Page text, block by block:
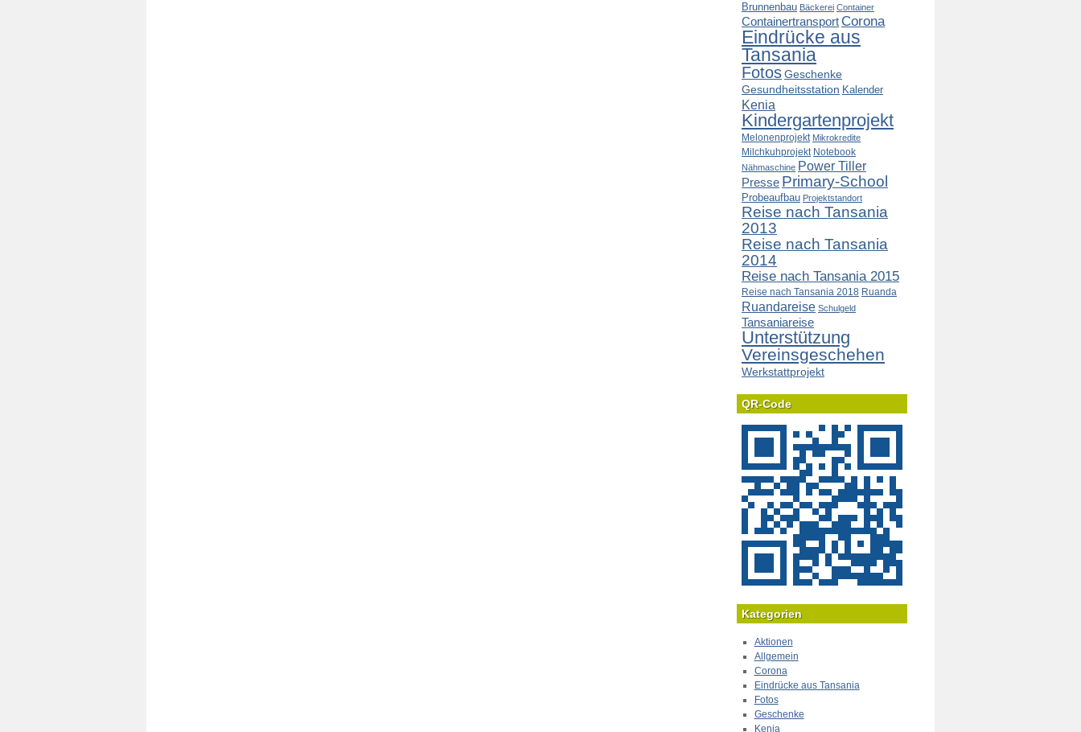
Brunnenbau Bäckerei Container
Containertransport Corona
Eindrücke aus
Tansania
FotosGeschenke
Gesundheitsstation Kalender
Kenia
Kindergartenprojekt
Melonenprojekt Mikrokredite
Milchkuhprojekt Notebook
Nähmaschine Power Tiller
Presse Primary-School
Probeaufbau Projektstandort
Reise nach Tansania
2013
Reise nach Tansania
2014
Reise nach Tansania 2015
Reise nach Tansania 2018 Ruanda
Ruandareise Schulgeld
Tansaniareise
Unterstützung
Vereinsgeschehen
Werkstattprojekt
QR-Code
Kategorien
Aktionen
Allgemein
Corona
Eindrücke aus Tansania
Fotos
Geschenke
Kenia